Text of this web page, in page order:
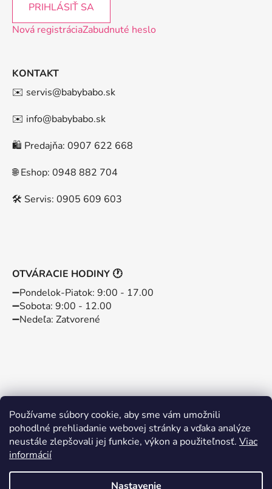
Používame súbory cookie, aby sme vám umožnili
pohodlné prehliadanie webovej stránky a vďaka analýze
neustále zlepšovali jej funkcie, výkon a použiteľnosť. Viac
informácií
Nastavenie
PRIHLÁSIŤ SA
Nová registráciaZabudnuté heslo
KONTAKT
✉️ servis@babybabo.sk
✉️ info@babybabo.sk
🛍️ Predajňa: 0907 622 668
🌐 Eshop: 0948 882 704
🛠️ Servis: 0905 609 603
OTVÁRACIE HODINY 🕐
➖️Pondelok-Piatok: 9:00 - 17.00
➖️Sobota: 9:00 - 12.00
➖️Nedeľa: Zatvorené
Instagram Facebook